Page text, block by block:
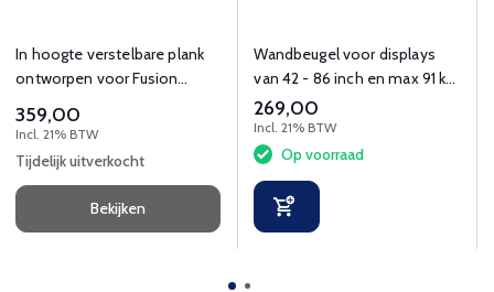
In hoogte verstelbare plank
ontworpen voor Fusion
359,00
Incl. 21% BTW
Tijdelijk uitverkocht
Bekijken
Wandbeugel voor displays
van 42 - 86 inch en max 91 kg
gewicht.
269,00
Incl. 21% BTW
Op voorraad